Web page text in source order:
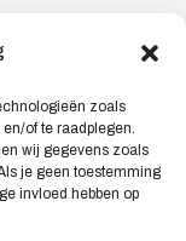
zoals
of te raadplegen.
wij gegevens zoals
je geen toestemming
invloed hebben op